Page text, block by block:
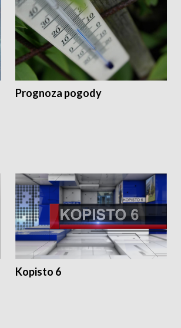
Prognoza pogody
Kopisto 6